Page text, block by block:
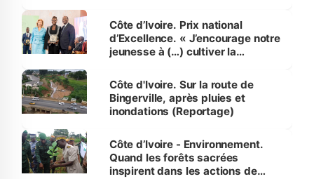
Côte d’Ivoire. Prix national
d’Excellence. « J’encourage notre
jeunesse à (…) cultiver la
(Alassane Ouattara
Côte d'Ivoire. Sur la route de
Bingerville, après pluies et
inondations (Reportage)
Côte d’Ivoire - Environnement.
Quand les forêts sacrées
inspirent dans les actions de